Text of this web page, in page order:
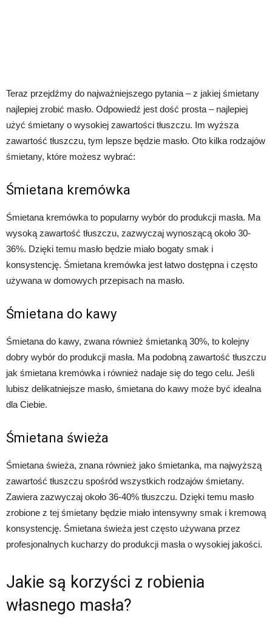
Teraz przejdźmy do najważniejszego pytania – z jakiej śmietany
najlepiej zrobić masło. Odpowiedź jest dość prosta – najlepiej
użyć śmietany o wysokiej zawartości tłuszczu. Im wyższa
zawartość tłuszczu, tym lepsze będzie masło. Oto kilka rodzajów
śmietany, które możesz wybrać:
Śmietana kremówka
Śmietana kremówka to popularny wybór do produkcji masła. Ma
wysoką zawartość tłuszczu, zazwyczaj wynoszącą około 30-
36%. Dzięki temu masło będzie miało bogaty smak i
konsystencję. Śmietana kremówka jest łatwo dostępna i często
używana w domowych przepisach na masło.
Śmietana do kawy
Śmietana do kawy, zwana również śmietanką 30%, to kolejny
dobry wybór do produkcji masła. Ma podobną zawartość tłuszczu
jak śmietana kremówka i również nadaje się do tego celu. Jeśli
lubisz delikatniejsze masło, śmietana do kawy może być idealna
dla Ciebie.
Śmietana świeża
Śmietana świeża, znana również jako śmietanka, ma najwyższą
zawartość tłuszczu spośród wszystkich rodzajów śmietany.
Zawiera zazwyczaj około 36-40% tłuszczu. Dzięki temu masło
zrobione z tej śmietany będzie miało intensywny smak i kremową
konsystencję. Śmietana świeża jest często używana przez
profesjonalnych kucharzy do produkcji masła o wysokiej jakości.
Jakie są korzyści z robienia
własnego masła?